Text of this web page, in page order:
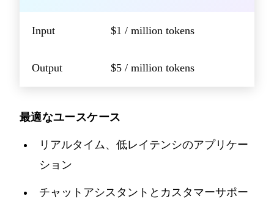
Input $1 / million tokens
Output $5 / million tokens
最適なユースケース
リアルタイム、低レイテンシのアプリケー
ション
チャットアシスタントとカスタマーサポー